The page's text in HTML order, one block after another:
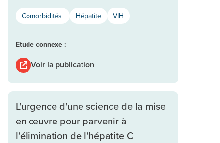
Comorbidités Hépatite VIH
Étude connexe :
Voir la publication
L'urgence d'une science de la mise
en œuvre pour parvenir à
l'élimination de l'hépatite C